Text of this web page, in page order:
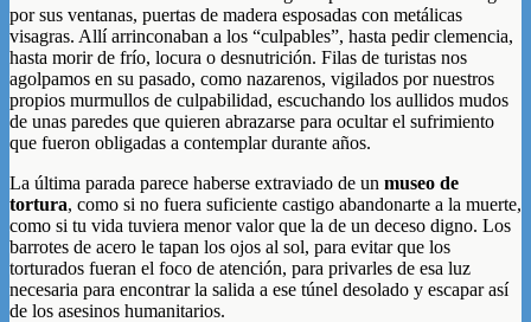
por sus ventanas, puertas de madera esposadas con metálicas
visagras. Allí arrinconaban a los “culpables”, hasta pedir clemencia,
hasta morir de frío, locura o desnutrición. Filas de turistas nos
agolpamos en su pasado, como nazarenos, vigilados por nuestros
propios murmullos de culpabilidad, escuchando los aullidos mudos
de unas paredes que quieren abrazarse para ocultar el sufrimiento
que fueron obligadas a contemplar durante años.
La última parada parece haberse extraviado de un museo de
tortura, como si no fuera suficiente castigo abandonarte a la muerte,
como si tu vida tuviera menor valor que la de un deceso digno. Los
barrotes de acero le tapan los ojos al sol, para evitar que los
torturados fueran el foco de atención, para privarles de esa luz
necesaria para encontrar la salida a ese túnel desolado y escapar así
de los asesinos humanitarios.